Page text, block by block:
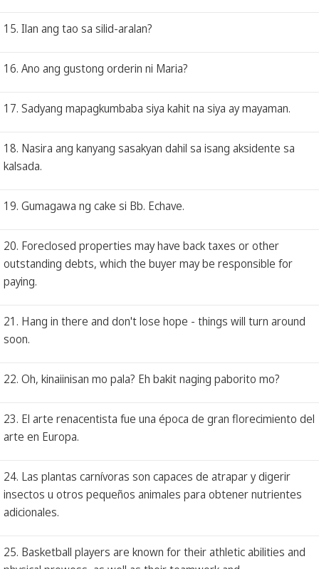
15. Ilan ang tao sa silid-aralan?
16. Ano ang gustong orderin ni Maria?
17. Sadyang mapagkumbaba siya kahit na siya ay mayaman.
18. Nasira ang kanyang sasakyan dahil sa isang aksidente sa
kalsada.
19. Gumagawa ng cake si Bb. Echave.
20. Foreclosed properties may have back taxes or other
outstanding debts, which the buyer may be responsible for
paying.
21. Hang in there and don't lose hope - things will turn around
soon.
22. Oh, kinaiinisan mo pala? Eh bakit naging paborito mo?
23. El arte renacentista fue una época de gran florecimiento del
arte en Europa.
24. Las plantas carnívoras son capaces de atrapar y digerir
insectos u otros pequeños animales para obtener nutrientes
adicionales.
25. Basketball players are known for their athletic abilities and